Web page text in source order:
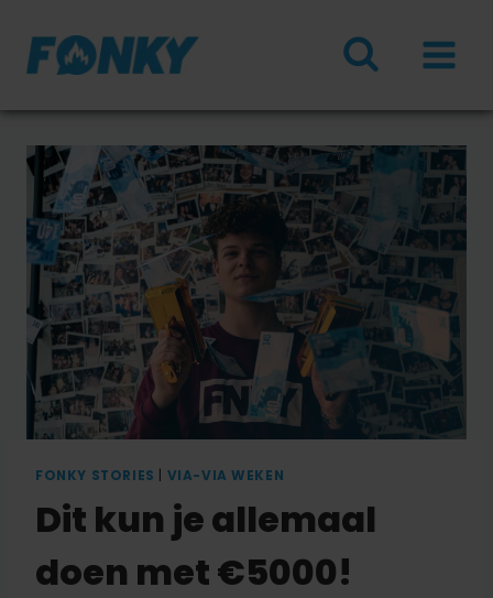
naar
inhoud
FONKY STORIES VIA-VIA WEKEN
Dit kun je allemaal
doen met €5000!